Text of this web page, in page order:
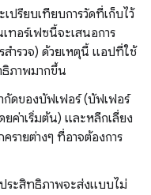
ปรียบเทียบการวัดที่เก็บไว้
ทอร์เฟซนี้จะเสนอการ
สำรวจ) ด้วยเหตุนี้ แอปที่ใช้
ภาพมากขึ้น
กัดของบัฟเฟอร์ (บัฟเฟอร์
ยค่าเริ่มต้น) และหลีกเลี่ยง
รายต่างๆ ที่อาจต้องการ
ระสิทธิภาพจะส่งแบบไม่